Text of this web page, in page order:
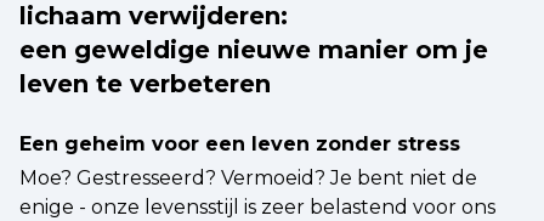
lichaam verwijderen:
een geweldige nieuwe manier om je
leven te verbeteren
Een geheim voor een leven zonder stress
Moe? Gestresseerd? Vermoeid? Je bent niet de
enige - onze levensstijl is zeer belastend voor ons